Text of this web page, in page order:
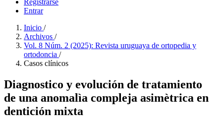
Registrarse
Entrar
Inicio /
Archivos /
Vol. 8 Núm. 2 (2025): Revista uruguaya de ortopedia y
ortodoncia /
Casos clínicos
Diagnostico y evolución de tratamiento
de una anomalìa compleja asimètrica en
dentición mixta